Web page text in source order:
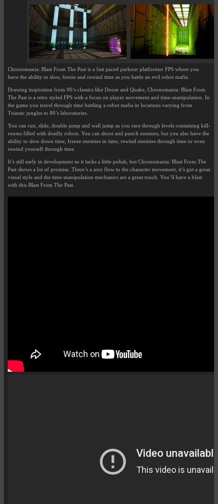
Chronomania: Blast From The Past is a fast paced parkour platformer FPS where you
have the ability to slow, freeze and rewind time as you battle an evil robot mafia.
Drawing inspiration from 90’s classics like Doom and Quake, Chronomania: Blast From
The Past is a retro styled FPS with a focus on player movement and time-manipulation. In
the game you travel through time battling a robot mafia in locations varying from
Triassic jungles to 80’s laboratories.
You can run, slide, double jump and wall jump as you race through levels containing kill-
rooms filled with deadly robots. You can shoot and punch enemies, but you also have the
ability to slow down time, freeze enemies in time, rewind enemies through time or even
rewind yourself through time.
It’s still early in development so it lacks a little polish, but Chronomania: Blast From The
Past shows a lot of promise. There’s a nice flow to the character movement, it’s got a great
visual style and the time-manipulation mechanics are a great touch. You’ll have a blast
with this Blast From The Past.